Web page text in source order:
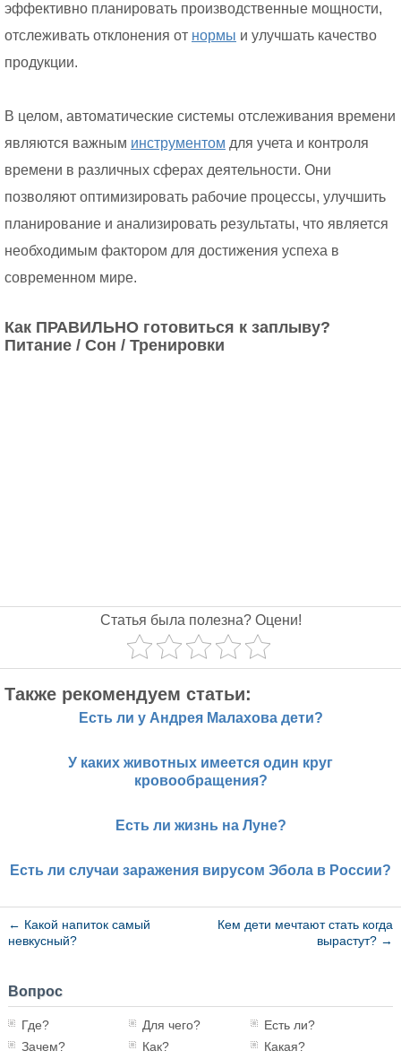
эффективно планировать производственные мощности,
отслеживать отклонения от нормы и улучшать качество
продукции.
В целом, автоматические системы отслеживания времени
являются важным инструментом для учета и контроля
времени в различных сферах деятельности. Они
позволяют оптимизировать рабочие процессы, улучшить
планирование и анализировать результаты, что является
необходимым фактором для достижения успеха в
современном мире.
Как ПРАВИЛЬНО готовиться к заплыву?
Питание / Сон / Тренировки
Статья была полезна? Оцени!
Также рекомендуем статьи:
Есть ли у Андрея Малахова дети?
У каких животных имеется один круг
кровообращения?
Есть ли жизнь на Луне?
Есть ли случаи заражения вирусом Эбола в России?
← Какой напиток самый
невкусный?
Кем дети мечтают стать когда
вырастут? →
Вопрос
Где? Для чего?
Есть ли?
Зачем?
Как?
Какая?